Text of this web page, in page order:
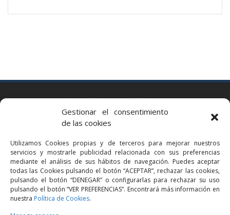
Gestionar el consentimiento
de las cookies
Utilizamos Cookies propias y de terceros para mejorar nuestros
servicios y mostrarle publicidad relacionada con sus preferencias
mediante el análisis de sus hábitos de navegación. Puedes aceptar
todas las Cookies pulsando el botón “ACEPTAR”, rechazar las cookies,
pulsando el botón “DENEGAR” o configurarlas para rechazar su uso
pulsando el botón “VER PREFERENCIAS”. Encontrará más información en
nuestra Política de Cookies.
Via Augusta 2 bis, 3º, 08006 Barcelona
bcn@bellavistalegal.eu
GRANOLLERS
C/ Sant Jaume, 16 1r, 08401 Granollers (Bcn)
+34 93 860 39 60
grn@bellavistalegal.eu